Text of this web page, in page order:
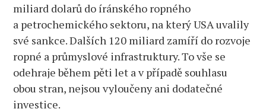
miliard dolarů do íránského ropného
a petrochemického sektoru, na který USA uvalily
své sankce. Dalších 120 miliard zamíří do rozvoje
ropné a průmyslové infrastruktury. To vše se
odehraje během pěti let a v případě souhlasu
obou stran, nejsou vyloučeny ani dodatečné
investice.